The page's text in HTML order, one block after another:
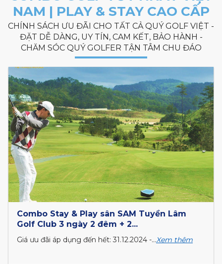
NAM | PLAY & STAY CAO CẤP
CHÍNH SÁCH ƯU ĐÃI CHO TẤT CẢ QUÝ GOLF VIỆT -
ĐẶT DỄ DÀNG, UY TÍN, CAM KẾT, BẢO HÀNH -
CHĂM SÓC QUÝ GOLFER TẬN TÂM CHU ĐÁO
Combo Stay & Play sân SAM Tuyền Lâm
Golf Club 3 ngày 2 đêm + 2...
Giá ưu đãi áp dụng đến hết: 31.12.2024 -...Xem thêm